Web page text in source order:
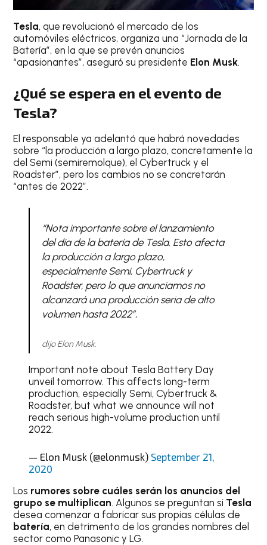
Tesla, que revolucionó el mercado de los
automóviles eléctricos, organiza una “Jornada de la
Batería”, en la que se prevén anuncios
“apasionantes”, aseguró su presidente Elon Musk.
¿Qué se espera en el evento de
Tesla?
El responsable ya adelantó que habrá novedades
sobre “la producción a largo plazo, concretamente la
del Semi (semiremolque), el Cybertruck y el
Roadster”, pero los cambios no se concretarán
“antes de 2022”.
“Nota importante sobre el lanzamiento
del día de la batería de Tesla. Esto afecta
la producción a largo plazo,
especialmente Semi, Cybertruck y
Roadster, pero lo que anunciamos no
alcanzará una producción seria de alto
volumen hasta 2022”,
dijo Elon Musk.
Important note about Tesla Battery Day
unveil tomorrow. This affects long-term
production, especially Semi, Cybertruck &
Roadster, but what we announce will not
reach serious high-volume production until
2022.
— Elon Musk (@elonmusk) September 21,
2020
Los rumores sobre cuáles serán los anuncios del
grupo se multiplican. Algunos se preguntan si Tesla
desea comenzar a fabricar sus propias células de
batería, en detrimento de los grandes nombres del
sector como Panasonic y LG.